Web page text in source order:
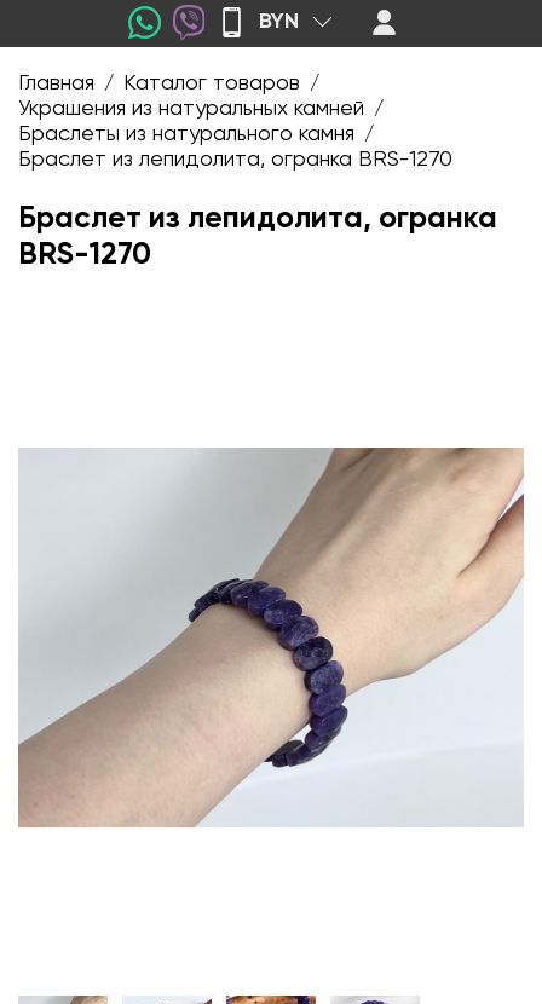
BYN
Главная / Каталог товаров /
Украшения из натуральных камней /
Браслеты из натурального камня /
Браслет из лепидолита, огранка BRS-1270
Браслет из лепидолита, огранка
BRS-1270